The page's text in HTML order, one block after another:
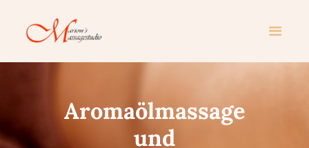
Aromaölmassage
und